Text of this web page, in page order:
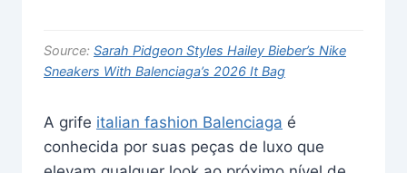
Source: Sarah Pidgeon Styles Hailey Bieber’s Nike
Sneakers With Balenciaga’s 2026 It Bag
A grife italian fashion Balenciaga é
conhecida por suas peças de luxo que